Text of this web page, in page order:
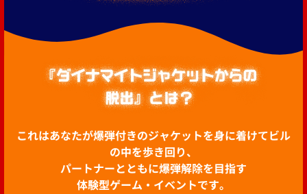
これはあなたが爆弾付きのジャケットを身に着けてビル
の中を歩き回り、
パートナーとともに爆弾解除を目指す
体験型ゲーム・イベントです。